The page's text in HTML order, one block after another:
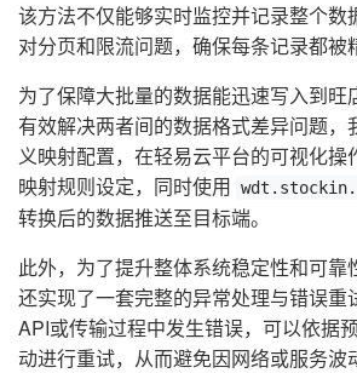
该方法不仅能够实时监控并记录整个数
对分页和限流问题，确保每条记录都被
为了保障大批量的数据能迅速写入到旺
有效解决两者间的数据格式差异问题，
义映射配置，在轻易云平台的可视化操
映射规则设定，同时使用
转换后的数据推送至目标端。
此外，为了提升整体系统稳定性和可靠
还实现了一套完整的异常处理与错误重
API或传输过程中发生错误，可以依据
动进行重试，从而避免因网络或服务波